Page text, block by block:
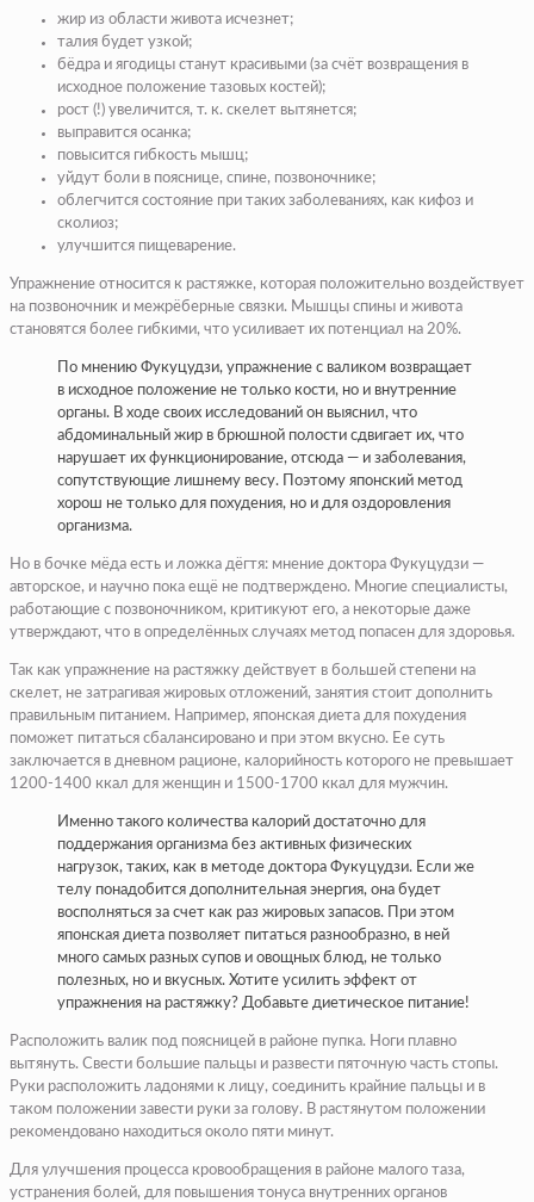
жир из области живота исчезнет;
талия будет узкой;
бёдра и ягодицы станут красивыми (за счёт возвращения в
исходное положение тазовых костей);
рост (!) увеличится, т. к. скелет вытянется;
выправится осанка;
повысится гибкость мышц;
уйдут боли в пояснице, спине, позвоночнике;
облегчится состояние при таких заболеваниях, как кифоз и
сколиоз;
улучшится пищеварение.
Упражнение относится к растяжке, которая положительно воздействует
на позвоночник и межрёберные связки. Мышцы спины и живота
становятся более гибкими, что усиливает их потенциал на 20%.
По мнению Фукуцудзи, упражнение с валиком возвращает
в исходное положение не только кости, но и внутренние
органы. В ходе своих исследований он выяснил, что
абдоминальный жир в брюшной полости сдвигает их, что
нарушает их функционирование, отсюда — и заболевания,
сопутствующие лишнему весу. Поэтому японский метод
хорош не только для похудения, но и для оздоровления
организма.
Но в бочке мёда есть и ложка дёгтя: мнение доктора Фукуцудзи —
авторское, и научно пока ещё не подтверждено. Многие специалисты,
работающие с позвоночником, критикуют его, а некоторые даже
утверждают, что в определённых случаях метод попасен для здоровья.
Так как упражнение на растяжку действует в большей степени на
скелет, не затрагивая жировых отложений, занятия стоит дополнить
правильным питанием. Например, японская диета для похудения
поможет питаться сбалансировано и при этом вкусно. Ее суть
заключается в дневном рационе, калорийность которого не превышает
1200-1400 ккал для женщин и 1500-1700 ккал для мужчин.
Именно такого количества калорий достаточно для
поддержания организма без активных физических
нагрузок, таких, как в методе доктора Фукуцудзи. Если же
телу понадобится дополнительная энергия, она будет
восполняться за счет как раз жировых запасов. При этом
японская диета позволяет питаться разнообразно, в ней
много самых разных супов и овощных блюд, не только
полезных, но и вкусных. Хотите усилить эффект от
упражнения на растяжку? Добавьте диетическое питание!
Расположить валик под поясницей в районе пупка. Ноги плавно
вытянуть. Свести большие пальцы и развести пяточную часть стопы.
Руки расположить ладонями к лицу, соединить крайние пальцы и в
таком положении завести руки за голову. В растянутом положении
рекомендовано находиться около пяти минут.
Для улучшения процесса кровообращения в районе малого таза,
устранения болей, для повышения тонуса внутренних органов